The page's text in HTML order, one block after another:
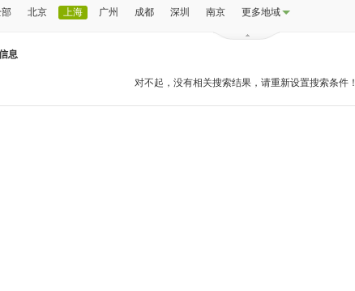
北京 上海 广州 成都 深圳 南京 更多地域
息
对不起，没有相关搜索结果，请重新设置搜索条件！